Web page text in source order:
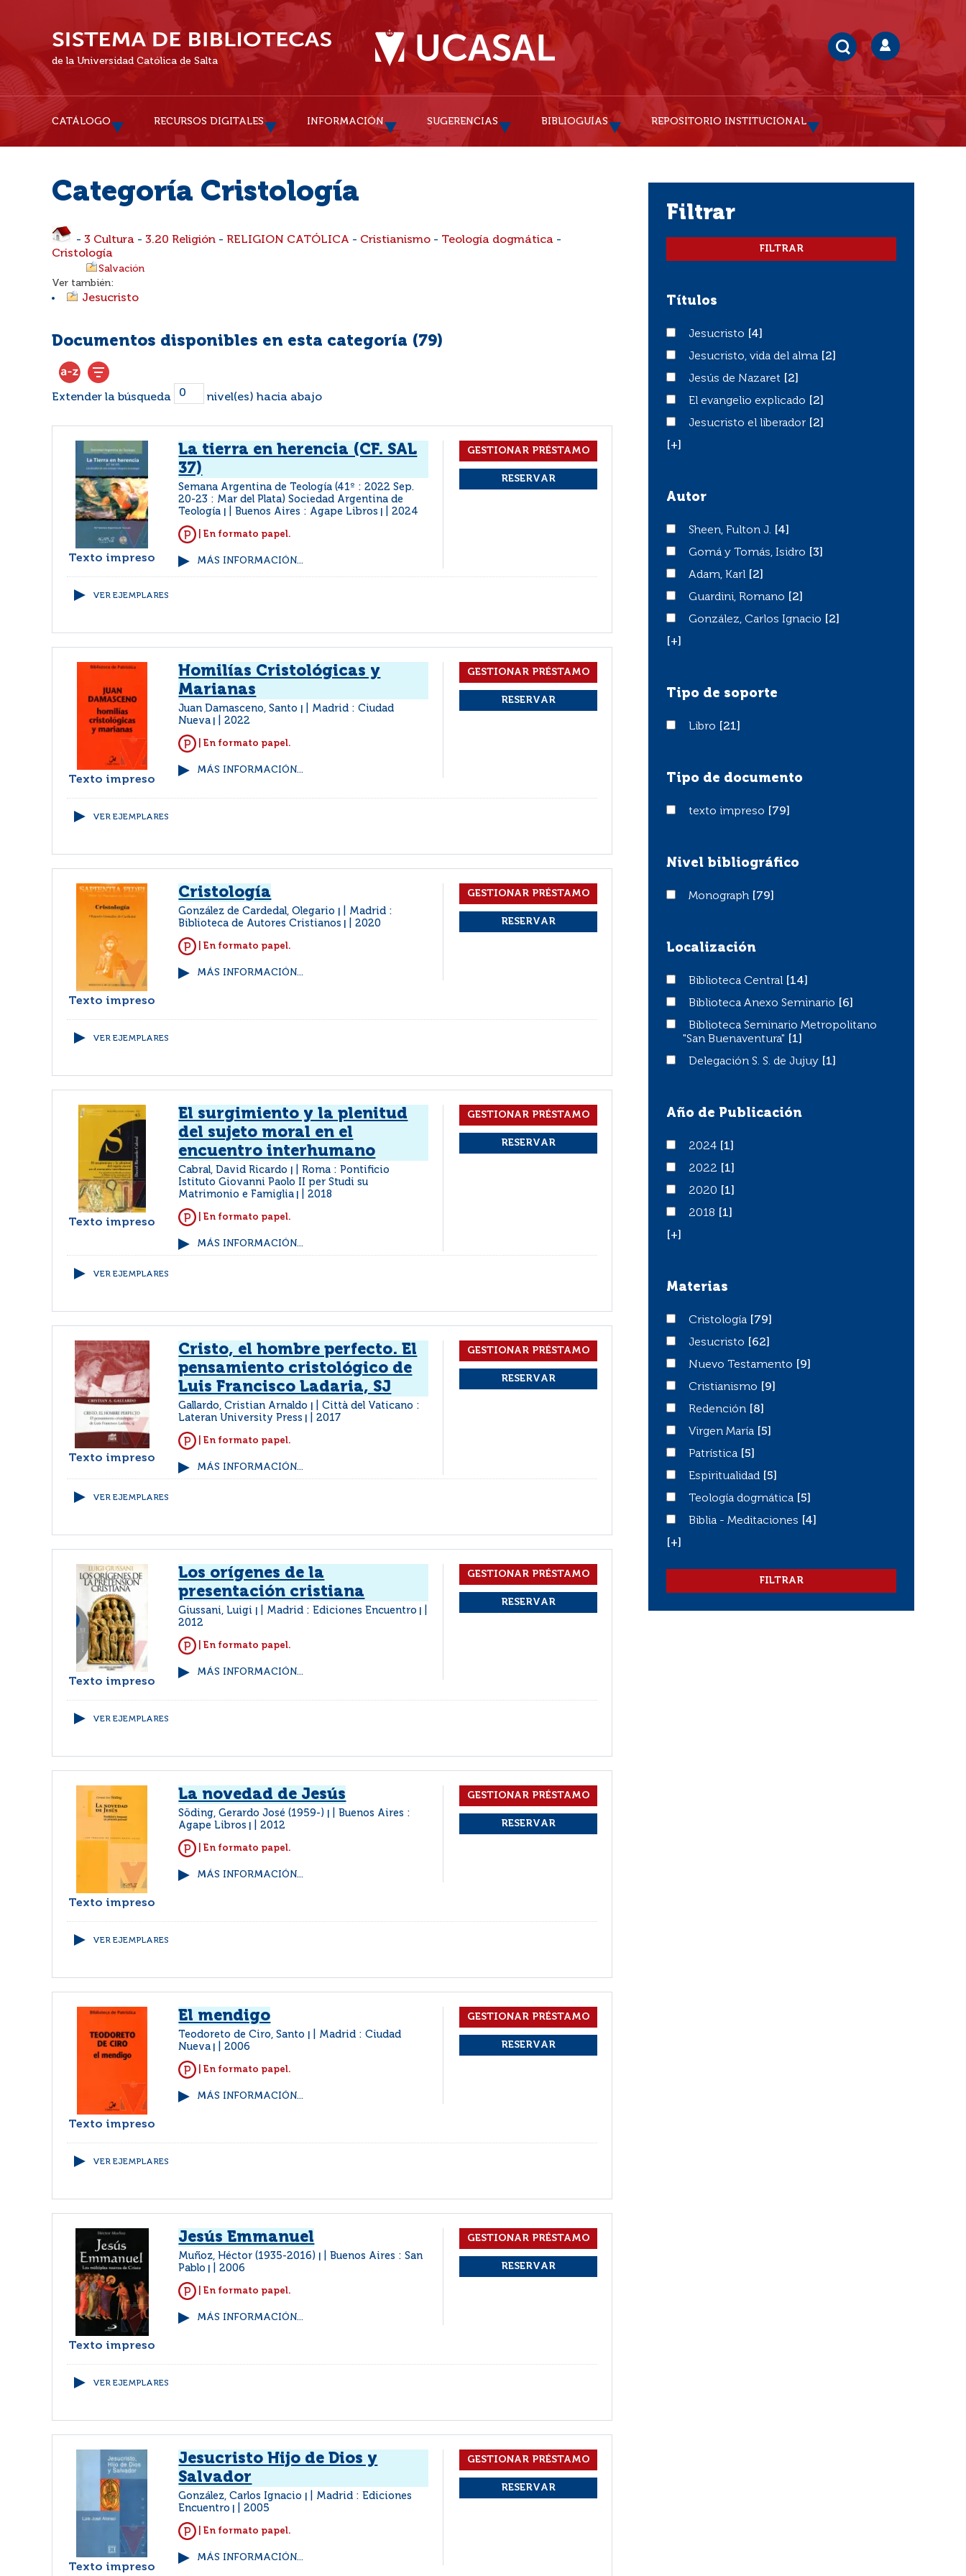
de la Universidad Católica de Salta
CATÁLOGO RECURSOS DIGITALES INFORMACIÓN SUGERENCIAS BIBLIOGUÍAS REPOSITORIO INSTITUCIONAL
Categoría Cristología
- 3 Cultura - 3.20 Religión - RELIGION CATÓLICA - Cristianismo - Teología dogmática -
Cristología
Salvación
Ver también:
Jesucristo
Documentos disponibles en esta categoría (79)
Extender la búsqueda nivel(es) hacia abajo
Texto impreso
La tierra en herencia (CF. SAL
37)
Semana Argentina de Teología (41º : 2022 Sep.
20-23 : Mar del Plata) Sociedad Argentina de
Teología
Buenos Aires : Agape Libros 2024
| En formato papel.
MÁS INFORMACIÓN...
VER EJEMPLARES
Texto impreso
Homilías Cristológicas y
Marianas
Juan Damasceno, Santo
Madrid : Ciudad
Nueva
2022
| En formato papel.
MÁS INFORMACIÓN...
VER EJEMPLARES
Texto impreso
Cristología
González de Cardedal, Olegario
Madrid :
Biblioteca de Autores Cristianos
2020
| En formato papel.
MÁS INFORMACIÓN...
VER EJEMPLARES
Texto impreso
El surgimiento y la plenitud
del sujeto moral en el
encuentro interhumano
Cabral, David Ricardo
Roma : Pontificio
Istituto Giovanni Paolo II per Studi su
Matrimonio e Famiglia
2018
| En formato papel.
MÁS INFORMACIÓN...
VER EJEMPLARES
Texto impreso
Cristo, el hombre perfecto. El
pensamiento cristológico de
Luis Francisco Ladaria, SJ
Gallardo, Cristian Arnaldo
Città del Vaticano :
Lateran University Press
2017
| En formato papel.
MÁS INFORMACIÓN...
VER EJEMPLARES
Texto impreso
Los orígenes de la
presentación cristiana
Giussani, Luigi Madrid : Ediciones Encuentro
2012
| En formato papel.
MÁS INFORMACIÓN...
VER EJEMPLARES
Texto impreso
La novedad de Jesús
Söding, Gerardo José (1959-)
Buenos Aires :
Agape Libros
2012
| En formato papel.
MÁS INFORMACIÓN...
VER EJEMPLARES
Texto impreso
El mendigo
Teodoreto de Ciro, Santo
Madrid : Ciudad
Nueva
2006
| En formato papel.
MÁS INFORMACIÓN...
VER EJEMPLARES
Texto impreso
Jesús Emmanuel
Muñoz, Héctor (1935-2016)
Buenos Aires : San
Pablo
2006
| En formato papel.
MÁS INFORMACIÓN...
VER EJEMPLARES
Texto impreso
Jesucristo Hijo de Dios y
Salvador
González, Carlos Ignacio
Madrid : Ediciones
Encuentro
2005
| En formato papel.
MÁS INFORMACIÓN...
filtrar
Títulos
Jesucristo
Jesucristo
[4]
Jesucristo, vida del alma
Jesucristo, vida del alma
[2]
Jesús de Nazaret
Jesús de Nazaret
[2]
El evangelio explicado
El evangelio explicado
[2]
Jesucristo el liberador
Jesucristo el liberador
[2]
[+]
Autor
Sheen, Fulton J.
Sheen, Fulton J.
[4]
Gomá y Tomás, Isidro
Gomá y Tomás, Isidro
[3]
Adam, Karl
Adam, Karl
[2]
Guardini, Romano
Guardini, Romano
[2]
González, Carlos Ignacio
González, Carlos Ignacio
[2]
[+]
Tipo de soporte
LibroLibro [21]
Tipo de documento
texto impreso
texto impreso [79]
Nivel bibliográfico
Monograph
Monograph [79]
Localización
Biblioteca Central
Biblioteca Central
[14]
Biblioteca Anexo Seminario
Biblioteca Anexo Seminario
[6]
Biblioteca Seminario Metropolitano "San Buenaventura"
Biblioteca Seminario Metropolitano
"San Buenaventura"
[1]
Delegación S. S. de Jujuy
Delegación S. S. de Jujuy [1]
Año de Publicación
20242024
[1]
20222022
[1]
20202020
[1]
20182018
[1]
[+]
Materias
Cristología
Cristología
[79]
Jesucristo
Jesucristo
[62]
Nuevo Testamento
Nuevo Testamento
[9]
Cristianismo
Cristianismo
[9]
Redención
Redención
[8]
Virgen María
Virgen María
[5]
PatrísticaPatrística
[5]
Espiritualidad
Espiritualidad
[5]
Teología dogmática
Teología dogmática
[5]
Biblia - Meditaciones
Biblia - Meditaciones
[4]
[+]